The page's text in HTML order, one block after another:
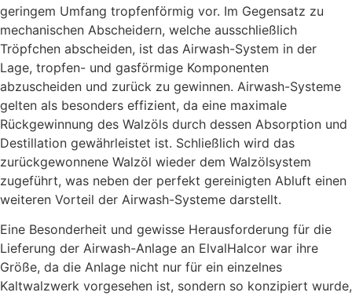
geringem Umfang tropfenförmig vor. Im Gegensatz zu
mechanischen Abscheidern, welche ausschließlich
Tröpfchen abscheiden, ist das Airwash-System in der
Lage, tropfen- und gasförmige Komponenten
abzuscheiden und zurück zu gewinnen. Airwash-Systeme
gelten als besonders effizient, da eine maximale
Rückgewinnung des Walzöls durch dessen Absorption und
Destillation gewährleistet ist. Schließlich wird das
zurückgewonnene Walzöl wieder dem Walzölsystem
zugeführt, was neben der perfekt gereinigten Abluft einen
weiteren Vorteil der Airwash-Systeme darstellt.
Eine Besonderheit und gewisse Herausforderung für die
Lieferung der Airwash-Anlage an ElvalHalcor war ihre
Größe, da die Anlage nicht nur für ein einzelnes
Kaltwalzwerk vorgesehen ist, sondern so konzipiert wurde,